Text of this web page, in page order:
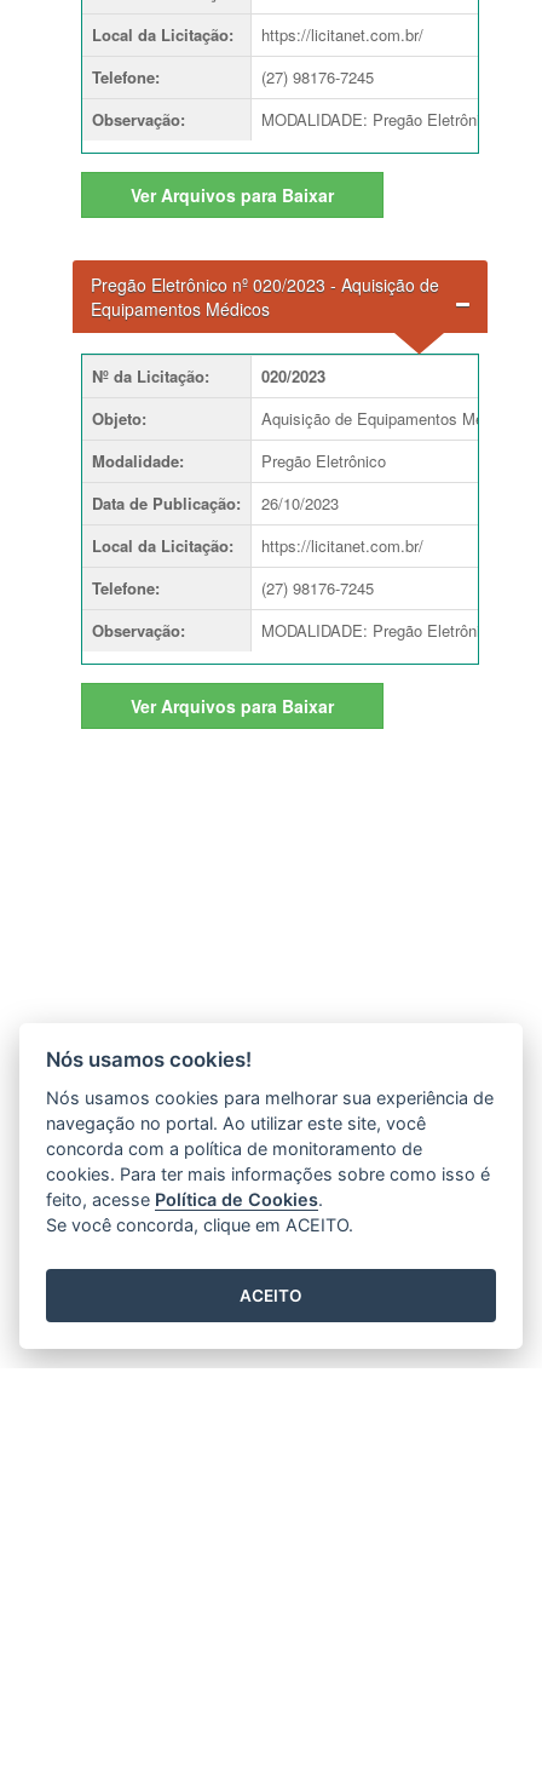
Local da Licitação:
https://licitanet.com.br/
Telefone:
(27) 98176-7245
Observação: MODALIDADE: Pregão Eletrônico
Ver Arquivos para Baixar
Pregão Eletrônico nº 020/2023 - Aquisição de
Equipamentos Médicos
Nº da Licitação:
020/2023
Objeto:
Aquisição de Equipamentos Médicos
Modalidade:
Pregão Eletrônico
Data de Publicação:
26/10/2023
Local da Licitação:
https://licitanet.com.br/
Telefone:
(27) 98176-7245
Observação: MODALIDADE: Pregão Eletrônico
Ver Arquivos para Baixar
Nós usamos cookies!
Nós usamos cookies para melhorar sua experiência de
navegação no portal. Ao utilizar este site, você
concorda com a política de monitoramento de
cookies. Para ter mais informações sobre como isso é
feito, acesse Política de Cookies.
Se você concorda, clique em ACEITO.
ACEITO